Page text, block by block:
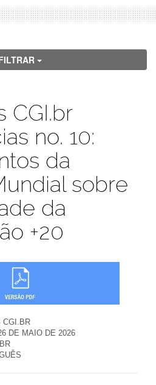
CGI.br
no. 10:
da
sobre
da
+20
CGI.BR
DE MAIO DE 2026